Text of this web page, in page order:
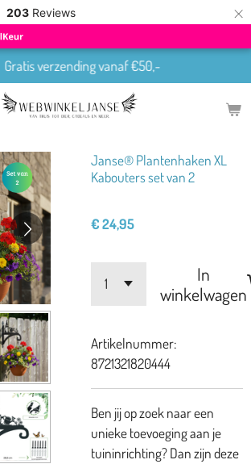
203 Reviews ×
Gratis verzending vanaf €50,-
Janse® Plantenhaken XL
Kabouters set van 2
€ 24,95
In
winkelwagen
Artikelnummer:
8721321820444
Ben jij op zoek naar een
unieke toevoeging aan je
tuininrichting? Dan zijn deze